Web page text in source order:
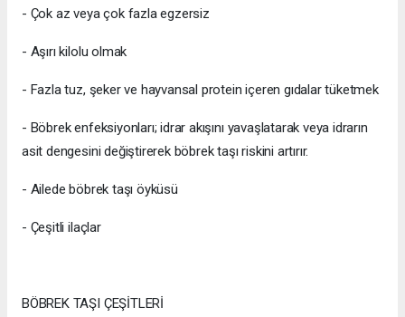
- Çok az veya çok fazla egzersiz
- Aşırı kilolu olmak
- Fazla tuz, şeker ve hayvansal protein içeren gıdalar tüketmek
- Böbrek enfeksiyonları; idrar akışını yavaşlatarak veya idrarın
asit dengesini değiştirerek böbrek taşı riskini artırır.
- Ailede böbrek taşı öyküsü
- Çeşitli ilaçlar
BÖBREK TAŞI ÇEŞİTLERİ